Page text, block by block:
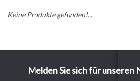
Keine Produkte gefunden!...
Melden Sie sich für unseren